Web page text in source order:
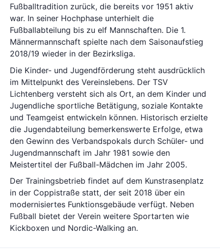
Fußballtradition zurück, die bereits vor 1951 aktiv
war. In seiner Hochphase unterhielt die
Fußballabteilung bis zu elf Mannschaften. Die 1.
Männermannschaft spielte nach dem Saisonaufstieg
2018/19 wieder in der Bezirksliga.
Die Kinder- und Jugendförderung steht ausdrücklich
im Mittelpunkt des Vereinslebens. Der TSV
Lichtenberg versteht sich als Ort, an dem Kinder und
Jugendliche sportliche Betätigung, soziale Kontakte
und Teamgeist entwickeln können. Historisch erzielte
die Jugendabteilung bemerkenswerte Erfolge, etwa
den Gewinn des Verbandspokals durch Schüler- und
Jugendmannschaft im Jahr 1981 sowie den
Meistertitel der Fußball-Mädchen im Jahr 2005.
Der Trainingsbetrieb findet auf dem Kunstrasenplatz
in der Coppistraße statt, der seit 2018 über ein
modernisiertes Funktionsgebäude verfügt. Neben
Fußball bietet der Verein weitere Sportarten wie
Kickboxen und Nordic-Walking an.